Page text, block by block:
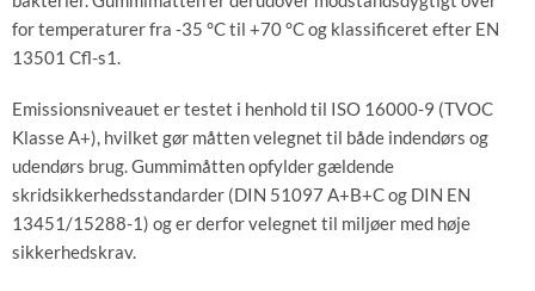
for temperaturer fra -35 °C til +70 °C og klassificeret efter EN
13501 Cfl-s1.
Emissionsniveauet er testet i henhold til ISO 16000-9 (TVOC
Klasse A+), hvilket gør måtten velegnet til både indendørs og
udendørs brug. Gummimåtten opfylder gældende
skridsikkerhedsstandarder (DIN 51097 A+B+C og DIN EN
13451/15288-1) og er derfor velegnet til miljøer med høje
sikkerhedskrav.